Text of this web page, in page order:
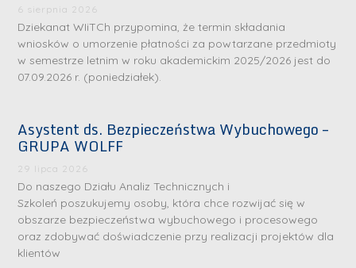
6 sierpnia 2026
Dziekanat WIiTCh przypomina, że termin składania
wniosków o umorzenie płatności za powtarzane przedmioty
w semestrze letnim w roku akademickim 2025/2026 jest do
07.09.2026 r. (poniedziałek).
Asystent ds. Bezpieczeństwa Wybuchowego –
GRUPA WOLFF
29 lipca 2026
Do naszego Działu Analiz Technicznych i
Szkoleń poszukujemy osoby, która chce rozwijać się w
obszarze bezpieczeństwa wybuchowego i procesowego
oraz zdobywać doświadczenie przy realizacji projektów dla
klientów